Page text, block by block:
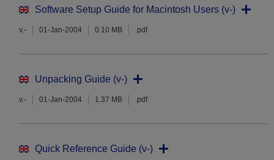
Software Setup Guide for Macintosh Users (v-)
v.- 01-Jan-2004 0.10 MB .pdf
Unpacking Guide (v-)
v.- 01-Jan-2004 1.37 MB .pdf
Quick Reference Guide (v-)